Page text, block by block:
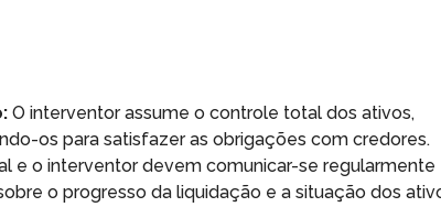
O interventor assume o controle total dos ativos,
os para satisfazer as obrigações com credores.
e o interventor devem comunicar-se regularmente
o progresso da liquidação e a situação dos